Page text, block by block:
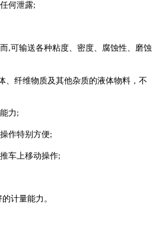
何泄露;
,可输送各种粘度、密度、腐蚀性、磨蚀
、纤维物质及其他杂质的液体物料，不
力 ;
作特别方便;
车上移动操作;
计量能力。